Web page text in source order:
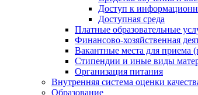
Доступ к
Доступная среда
Платные образовательные
Финансово-хозяйственная
Вакантные места для приема
Стипендии и иные виды
Организация питания
Внутренняя система оценки
Образование